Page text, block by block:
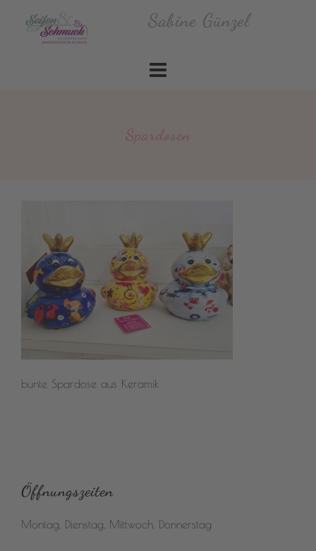
Sabine Günzel
Spardosen
bunte Spardose aus Keramik
Öffnungszeiten
Montag, Dienstag, Mittwoch, Donnerstag